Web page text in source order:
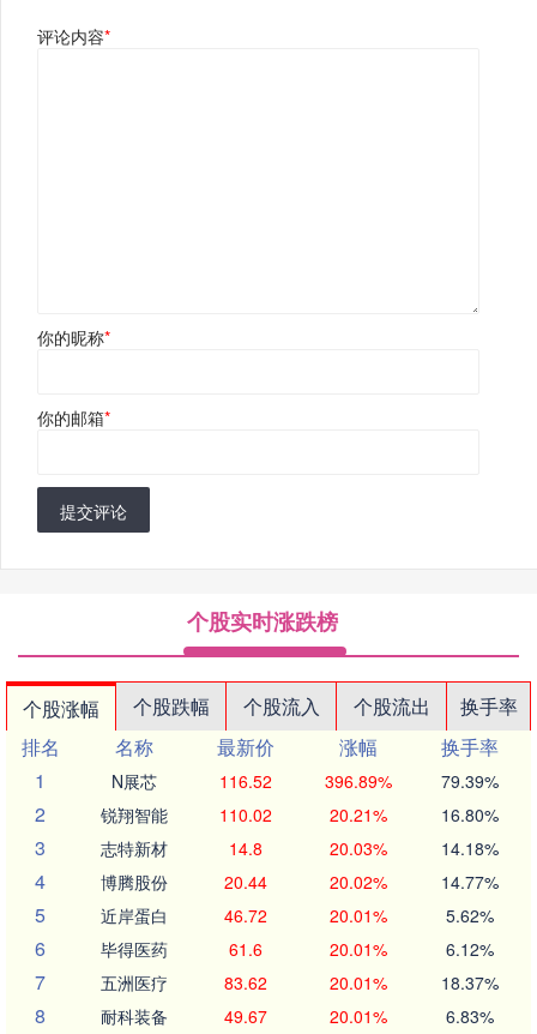
评论内容*
你的昵称*
你的邮箱*
提交评论
个股实时涨跌榜
个股涨幅 个股跌幅 个股流入 个股流出
换手率
排名
名称 最新价 涨幅
换手率
1
N展芯 116.52 396.89% 79.39%
2 锐翔智能 110.02 20.21% 16.80%
3 志特新材 14.8 20.03% 14.18%
4 博腾股份 20.44 20.02% 14.77%
5 近岸蛋白 46.72 20.01% 5.62%
6 毕得医药 61.6 20.01% 6.12%
7 五洲医疗 83.62 20.01% 18.37%
8 耐科装备 49.67 20.01% 6.83%